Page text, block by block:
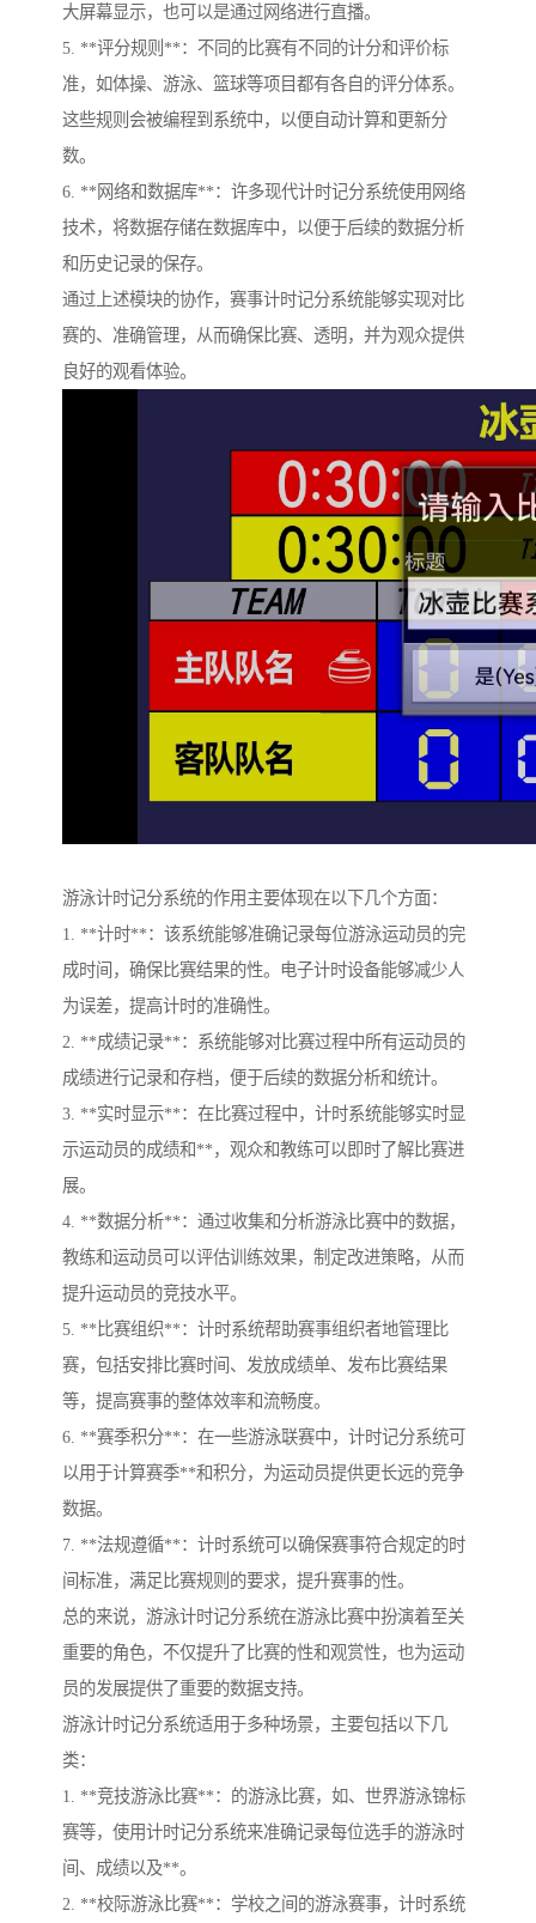
大屏幕显示，也可以是通过网络进行直播。
5. **评分规则**：不同的比赛有不同的计分和评价标
准，如体操、游泳、篮球等项目都有各自的评分体系。
这些规则会被编程到系统中，以便自动计算和更新分
数。
6. **网络和数据库**：许多现代计时记分系统使用网络
技术，将数据存储在数据库中，以便于后续的数据分析
和历史记录的保存。
通过上述模块的协作，赛事计时记分系统能够实现对比
赛的、准确管理，从而确保比赛、透明，并为观众提供
良好的观看体验。
游泳计时记分系统的作用主要体现在以下几个方面：
1. **计时**：该系统能够准确记录每位游泳运动员的完
成时间，确保比赛结果的性。电子计时设备能够减少人
为误差，提高计时的准确性。
2. **成绩记录**：系统能够对比赛过程中所有运动员的
成绩进行记录和存档，便于后续的数据分析和统计。
3. **实时显示**：在比赛过程中，计时系统能够实时显
示运动员的成绩和**，观众和教练可以即时了解比赛进
展。
4. **数据分析**：通过收集和分析游泳比赛中的数据，
教练和运动员可以评估训练效果，制定改进策略，从而
提升运动员的竞技水平。
5. **比赛组织**：计时系统帮助赛事组织者地管理比
赛，包括安排比赛时间、发放成绩单、发布比赛结果
等，提高赛事的整体效率和流畅度。
6. **赛季积分**：在一些游泳联赛中，计时记分系统可
以用于计算赛季**和积分，为运动员提供更长远的竞争
数据。
7. **法规遵循**：计时系统可以确保赛事符合规定的时
间标准，满足比赛规则的要求，提升赛事的性。
总的来说，游泳计时记分系统在游泳比赛中扮演着至关
重要的角色，不仅提升了比赛的性和观赏性，也为运动
员的发展提供了重要的数据支持。
游泳计时记分系统适用于多种场景，主要包括以下几
类：
1. **竞技游泳比赛**：的游泳比赛，如、世界游泳锦标
赛等，使用计时记分系统来准确记录每位选手的游泳时
间、成绩以及**。
2. **校际游泳比赛**：学校之间的游泳赛事，计时系统